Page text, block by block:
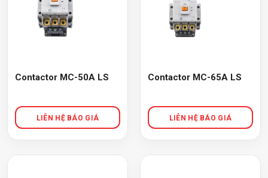
Contactor MC-50A LS Contactor MC-65A LS